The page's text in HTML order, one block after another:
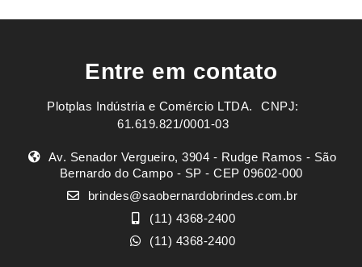
Entre em contato
Plotplas Indústria e Comércio LTDA. ㅤㅤㅤ CNPJ:
61.619.821/0001-03
Av. Senador Vergueiro, 3904 - Rudge Ramos - São
Bernardo do Campo - SP - CEP 09602-000
brindes@saobernardobrindes.com.br
(11) 4368-2400
(11) 4368-2400